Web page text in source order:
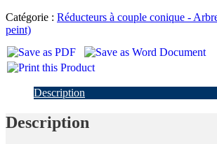
Catégorie : Réducteurs à couple conique -
peint)
Description
Description